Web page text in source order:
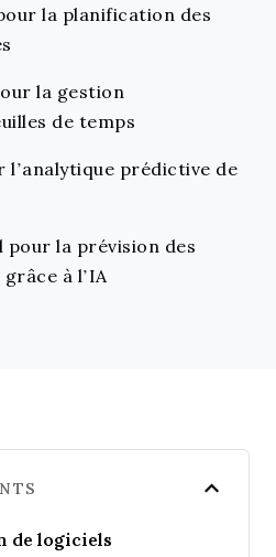
la planification des
la gestion
de temps
l’analytique prédictive de
pour la prévision des
à l’IA
de logiciels